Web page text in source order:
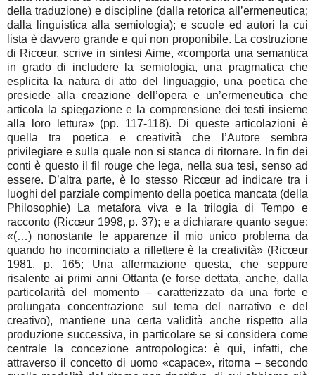
della traduzione) e discipline (dalla retorica all’ermeneutica;
dalla linguistica alla semiologia); e scuole ed autori la cui
lista è davvero grande e qui non proponibile. La costruzione
di Ricœur, scrive in sintesi Aime, «comporta una semantica
in grado di includere la semiologia, una pragmatica che
esplicita la natura di atto del linguaggio, una poetica che
presiede alla creazione dell’opera e un’ermeneutica che
articola la spiegazione e la comprensione dei testi insieme
alla loro lettura» (pp. 117-118). Di queste articolazioni è
quella tra poetica e creatività che l’Autore sembra
privilegiare e sulla quale non si stanca di ritornare. In fin dei
conti è questo il fil rouge che lega, nella sua tesi, senso ad
essere. D’altra parte, è lo stesso Ricœur ad indicare tra i
luoghi del parziale compimento della poetica mancata (della
Philosophie) La metafora viva e la trilogia di Tempo e
racconto (Ricœur 1998, p. 37); e a dichiarare quanto segue:
«(…) nonostante le apparenze il mio unico problema da
quando ho incominciato a riflettere è la creatività» (Ricœur
1981, p. 165; Una affermazione questa, che seppure
risalente ai primi anni Ottanta (e forse dettata, anche, dalla
particolarità del momento – caratterizzato da una forte e
prolungata concentrazione sul tema del narrativo e del
creativo), mantiene una certa validità anche rispetto alla
produzione successiva, in particolare se si considera come
centrale la concezione antropologica: è qui, infatti, che
attraverso il concetto di uomo «capace», ritorna – secondo